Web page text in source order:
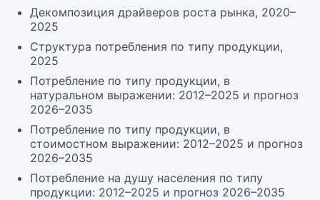
Декомпозиция драйверов роста рынка, 2020–
2025
Структура потребления по типу продукции,
2025
Потребление по типу продукции, в
натуральном выражении: 2012–2025 и прогноз
2026–2035
Потребление по типу продукции, в
стоимостном выражении: 2012–2025 и прогноз
2026–2035
Потребление на душу населения по типу
продукции: 2012–2025 и прогноз 2026–2035